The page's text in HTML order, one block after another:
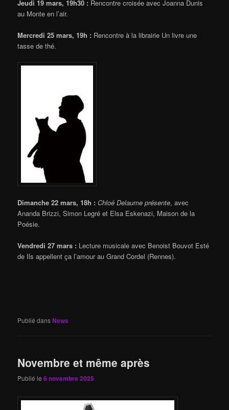
Jeudi 19 mars, 19h30 : Rencontre croisée avec Joanna Dunis
au Monte en l’air.
Mercredi 25 mars, 19h : Rencontre à la librairie Un livre une
tasse de thé.
Dimanche 22 mars, 18h : Chloé Delaume présente, avec
Ananda Brizzi, Simon Legré et Elsa Eskenazi, Maison de la
Poésie.
Vendredi 27 mars : Lecture musicale avec Benoist Bouvot Esté
de Ils appellent ça l’amour au Grand Cordel (Rennes).
Publié dansNews
Novembre et même après
Publié le6 novembre 2025